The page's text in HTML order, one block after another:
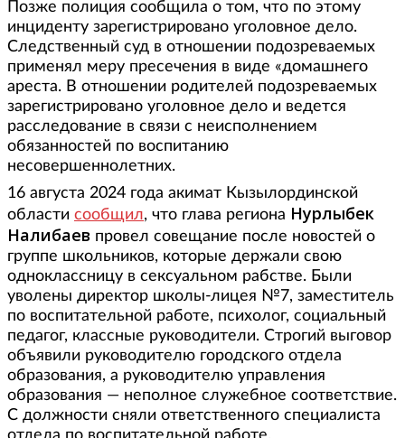
Позже полиция сообщила о том, что по этому
инциденту зарегистрировано уголовное дело.
Следственный суд в отношении подозреваемых
применял меру пресечения в виде «домашнего
ареста. В отношении родителей подозреваемых
зарегистрировано уголовное дело и ведется
расследование в связи с неисполнением
обязанностей по воспитанию
несовершеннолетних.
16 августа 2024 года акимат Кызылординской
области сообщил, что глава региона Нурлыбек
Налибаев провел совещание после новостей о
группе школьников, которые держали свою
одноклассницу в сексуальном рабстве. Были
уволены директор школы-лицея №7, заместитель
по воспитательной работе, психолог, социальный
педагог, классные руководители. Строгий выговор
объявили руководителю городского отдела
образования, а руководителю управления
образования — неполное служебное соответствие.
С должности сняли ответственного специалиста